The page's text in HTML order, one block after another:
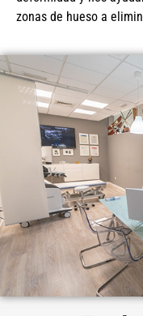
zonas de hueso a